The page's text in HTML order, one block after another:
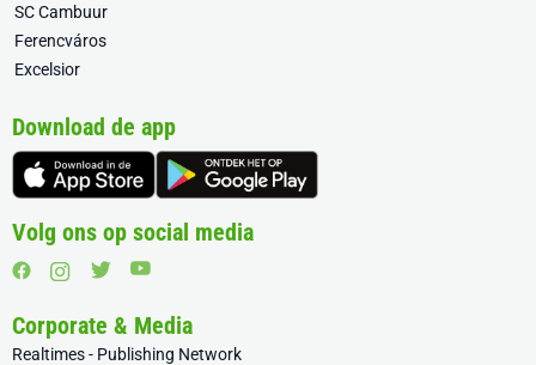
SC Cambuur
Ferencváros
Excelsior
Download de app
Volg ons op social media
Corporate & Media
Realtimes - Publishing Network